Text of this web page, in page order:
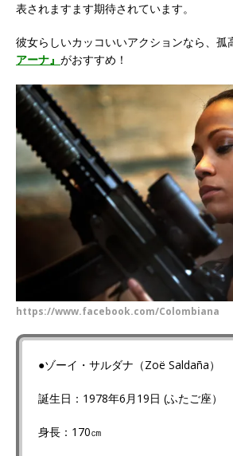
表されますます期待されています。
彼女らしいカッコいいアクションなら、孤
アーナ』 がおすすめ！
https://www.facebook.com/Colombiana
●ゾーイ・サルダナ（Zoë Saldaña）
誕生日：1978年6月19日 (ふたご座）
身長：170㎝